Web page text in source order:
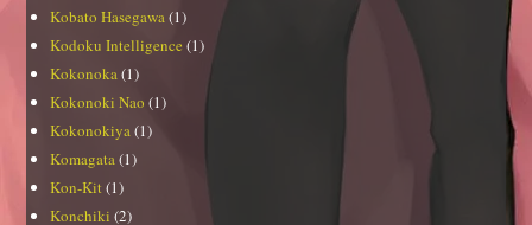
Kobato Hasegawa (1)
Kodoku Intelligence (1)
Kokonoka (1)
Kokonoki Nao (1)
Kokonokiya (1)
Komagata (1)
Kon-Kit (1)
Konchiki (2)